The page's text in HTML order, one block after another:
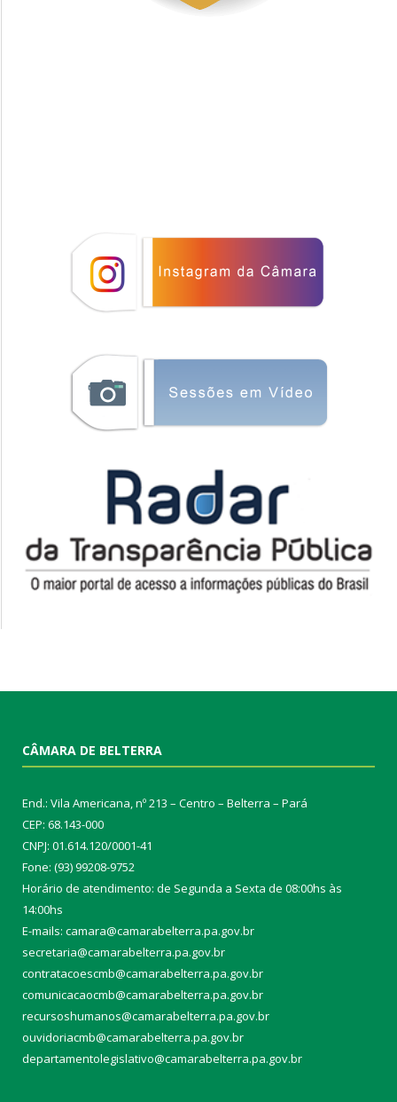
CÂMARA DE BELTERRA
End.: Vila Americana, nº 213 – Centro – Belterra – Pará
CEP: 68.143-000
CNPJ: 01.614.120/0001-41
Fone: (93) 99208-9752
Horário de atendimento: de Segunda a Sexta de 08:00hs às
14:00hs
E-mails: camara@camarabelterra.pa.gov.br
secretaria@camarabelterra.pa.gov.br
contratacoescmb@camarabelterra.pa.gov.br
comunicacaocmb@camarabelterra.pa.gov.br
recursoshumanos@camarabelterra.pa.gov.br
ouvidoriacmb@camarabelterra.pa.gov.br
departamentolegislativo@camarabelterra.pa.gov.br